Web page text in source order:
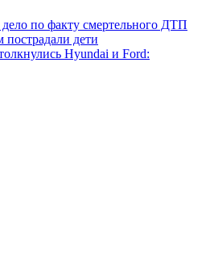
по факту смертельного ДТП
дети
Hyundai и Ford: